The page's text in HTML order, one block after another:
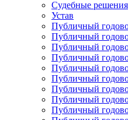
Судебные решения
Устав
Публичный
Публичный
Публичный
Публичный
Публичный
Публичный
Публичный
Публичный
Публичный